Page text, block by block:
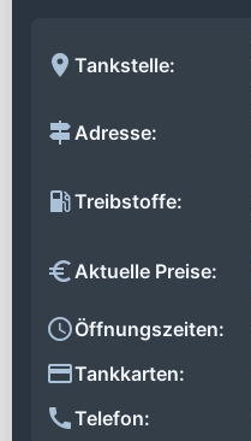
Tankstelle:
Adresse:
Treibstoffe:
Aktuelle Preise:
Öffnungszeiten:
Tankkarten:
Telefon: